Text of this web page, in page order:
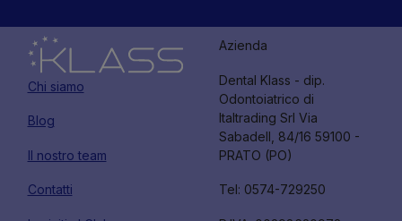
Chi siamo
Blog
Il nostro team
Contatti
Azienda
Dental Klass - dip.
Odontoiatrico di
Italtrading Srl Via
Sabadell, 84/16 59100 -
PRATO (PO)
Tel: 0574-729250